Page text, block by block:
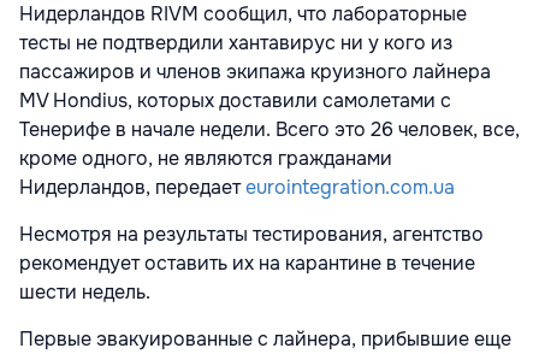
Нидерландов RIVM сообщил, что лабораторные
тесты не подтвердили хантавирус ни у кого из
пассажиров и членов экипажа круизного лайнера
MV Hondius, которых доставили самолетами с
Тенерифе в начале недели. Всего это 26 человек, все,
кроме одного, не являются гражданами
Нидерландов, передаетeurointegration.com.ua
Несмотря на результаты тестирования, агентство
рекомендует оставить их на карантине в течение
шести недель.
Первые эвакуированные с лайнера, прибывшие еще